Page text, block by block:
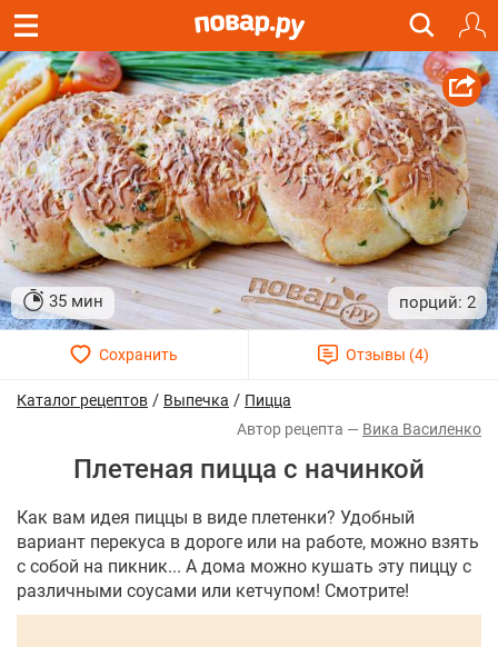
35 мин 2
Каталог рецептов / Выпечка / Пицца
Вика Василенко
Плетеная пицца с начинкой
Как вам идея пиццы в виде плетенки? Удобный
вариант перекуса в дороге или на работе, можно взять
с собой на пикник... А дома можно кушать эту пиццу с
различными соусами или кетчупом! Смотрите!